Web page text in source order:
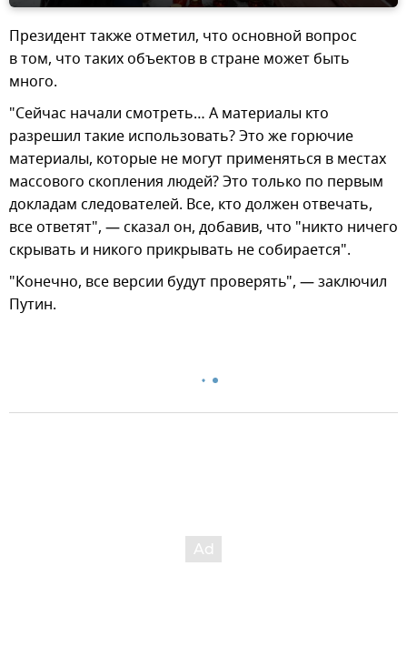
Президент также отметил, что основной вопрос
в том, что таких объектов в стране может быть
много.
"Сейчас начали смотреть… А материалы кто
разрешил такие использовать? Это же горючие
материалы, которые не могут применяться в местах
массового скопления людей? Это только по первым
докладам следователей. Все, кто должен отвечать,
все ответят", — сказал он, добавив, что "никто ничего
скрывать и никого прикрывать не собирается".
"Конечно, все версии будут проверять", — заключил
Путин.